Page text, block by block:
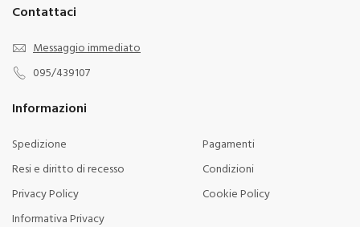
Contattaci
Messaggio immediato
095/439107
Informazioni
Spedizione
Pagamenti
Resi e diritto di recesso
Condizioni
Privacy Policy
Cookie Policy
Informativa Privacy